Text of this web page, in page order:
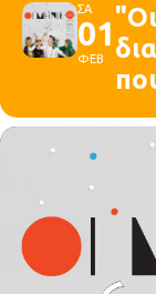
ΣΑ
01
ΦΕΒ